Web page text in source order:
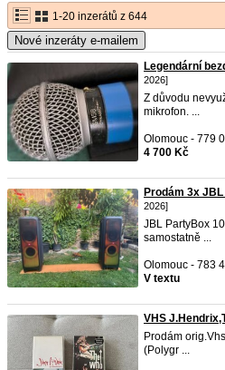
1-20 inzerátů z 644
Nové inzeráty e-mailem
Legendární
2026]
Z důvodu
mikrofon. ...
Olomouc - 779
4 700 Kč
Prodám 3x
2026]
JBL PartyBox
samostatně ...
Olomouc - 783
V textu
VHS
Prodám
(Polygr ...